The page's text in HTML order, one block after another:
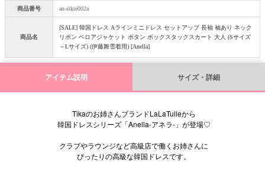
商品番号 an-stkte002a
商品名
[SALE] 韓国ドレス Aラインミニドレス セットアップ 長袖 袖あり ネック
リボン ベロアジャケット ボタン ボックスタックスカート 大人 (Sサイズ
～Lサイズ) (伊藤舞雪着用) [Anella]
アイテム説明 サイズ・詳細
Tikaのお姉さんブランドLaLaTulleから
韓国ドレスシリーズ「Anella-アネラ-」が登場♡
クラブやラウンジなど高級店で働くお姉さんに
ぴったりの高級な韓国ドレスです。